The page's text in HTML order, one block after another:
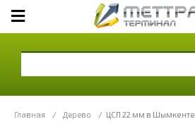
Главная / Дерево / ЦСП 22 мм в Шымкенте